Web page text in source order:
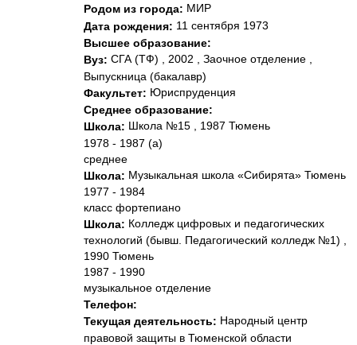
Родом из города: МИР
Дата рождения: 11 сентября 1973
Высшее образование:
Вуз: СГА (ТФ) , 2002 , Заочное отделение ,
Выпускница (бакалавр)
Факультет: Юриспруденция
Среднее образование:
Школа: Школа №15 , 1987 Тюмень
1978 - 1987 (а)
среднее
Школа: Музыкальная школа «Сибирята» Тюмень
1977 - 1984
класс фортепиано
Школа: Колледж цифровых и педагогических
технологий (бывш. Педагогический колледж №1) ,
1990 Тюмень
1987 - 1990
музыкальное отделение
Телефон:
Текущая деятельность: Народный центр
правовой защиты в Тюменской области